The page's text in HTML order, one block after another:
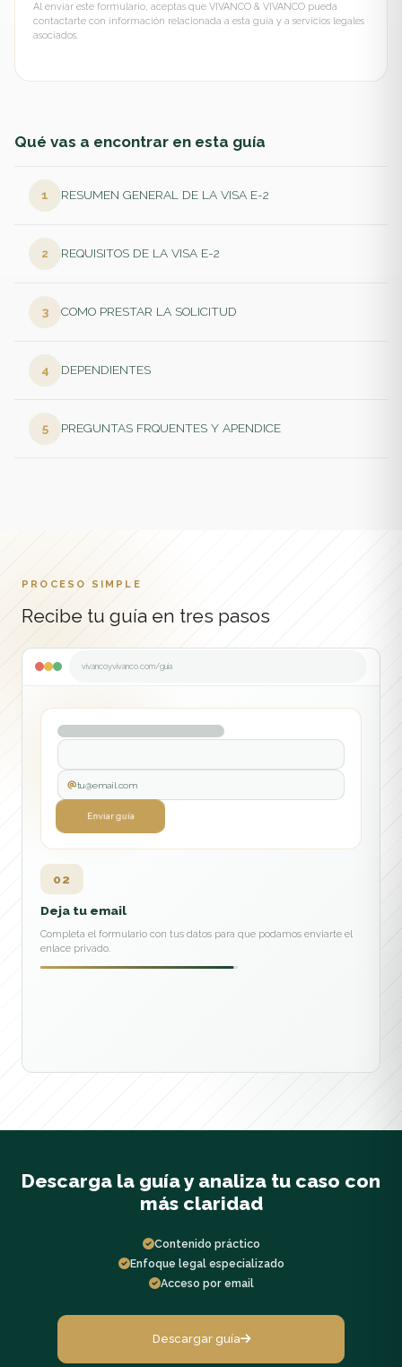
Qué vas a encontrar en esta guía
RESUMEN GENERAL DE LA VISA E-2
REQUISITOS DE LA VISA E-2
COMO PRESTAR LA SOLICITUD
DEPENDIENTES
PREGUNTAS FRQUENTES Y APENDICE
Al enviar este formulario, aceptas que VIVANCO & VIVANCO pueda
contactarte con información relacionada a esta guía y a servicios legales
asociados.
PROCESO SIMPLE
Recibe tu guía en tres pasos
vivancoyvivanco.com/guia
tu@email.com
02
Deja tu email
Completa el formulario con tus datos para que podamos enviarte el
enlace privado.
Descargar guía
Recíbela en tu correo
cuando quieras.
Descarga la guía y analiza tu caso con
más claridad
Contenido práctico
Enfoque legal especializado
Acceso por email
Descargar guía